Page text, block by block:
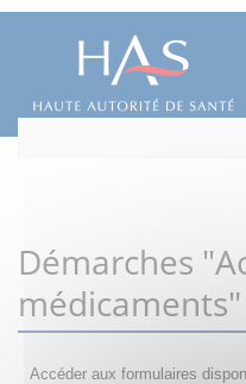
Démarches
médicaments"
Accéder aux formulaires